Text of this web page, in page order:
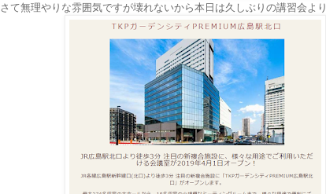
さて無理やりな雰囲気ですが壊れないから本日は久しぶりの講習会より